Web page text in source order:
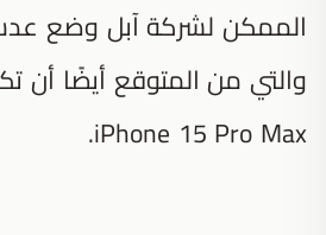
الممكن لشركة آبل وضع
والتي من المتوقع أيضًا أن
iPhone 15 Pro Max.